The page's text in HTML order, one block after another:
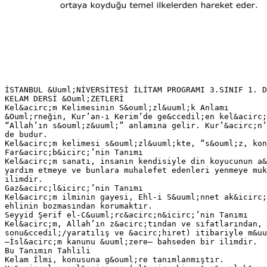
İSTANBUL &Uuml;NİVERSİTESİ İLİTAM PROGRAMI 3.SINIF 1. D&Ouml;NEM SİSTEMATİK KELAM DERSİ &Ouml;ZETLERİ Kel&acirc;m Kelimesinin S&ouml;zl&uuml;k Anlamı &Ouml;rneğin, Kur’an-ı Kerim’de ge&ccedil;en kel&acirc;mullah tabiri, “Allah’ın s&ouml;z&uuml;” anlamına gelir. Kur’&acirc;n’a, “Kel&acirc;mullah” isminin verilmesinin sebebi de budur. Kel&acirc;m kelimesi s&ouml;zl&uuml;kte, “s&ouml;z, konuşma, kelime ve delil” anlamlarında kullanılır Far&acirc;b&icirc;’nin Tanımı Kel&acirc;m sanatı, insanın kendisiyle din koyucunun a&ccedil;ıkladığı belirli g&ouml;r&uuml;ş ve fiillere yardım etmeye ve bunlara muhalefet edenleri yenmeye muktedir kılan bir ilimdir. Gaz&acirc;l&icirc;’nin Tanımı Kel&acirc;m ilminin gayesi, Ehl-i S&uuml;nnet ak&icirc;desini muhafaza etmek ve onları bid’at ehlinin bozmasından korumaktır. Seyyid Şerif el-C&uuml;rc&acirc;n&icirc;’nin Tanımı Kel&acirc;m, Allah’ın z&acirc;tından ve sıfatlarından, mebde’ ve me&acirc;d (başlangı&ccedil; ve sonu&ccedil;/yaratılış ve &acirc;hiret) itibariyle m&uuml;mkin&acirc;tın (yaratılmışların) durumlarından —İsl&acirc;m kanunu &uuml;zere— bahseden bir ilimdir. Bu Tanımın Tahlili Kelam İlmi, konusuna g&ouml;re tanımlanmıştır. Us&ucirc;l-u sel&acirc;se (ul&ucirc;hiyyet-n&uuml;b&uuml;vvet-&acirc;hiret) dikkate alınmıştır. “İsl&acirc;m kanunu &uuml;zere” kaydı getirilmiştir &Ouml;mer Nasuhi Bilmen’in Tanımı Y&uuml;ce Allah’ın z&acirc;t ve sıfatlarından, n&uuml;b&uuml;vvet ve ris&acirc;lete ait meselelerden, başlangı&ccedil; ve sonu&ccedil; itibariyle m&uuml;kevven&acirc;tın hallerinden —İsl&acirc;m kanunu &uuml;zere— bahseden bir ilimdir. Kel&acirc;m İlminin Konusu Temel Problemlere G&ouml;re: • Ul&ucirc;hiyyet (İl&acirc;hiyy&acirc;t) • N&uuml;b&uuml;vvet • &Acirc;hiret D&ouml;nemlere G&ouml;re: • Mutekaddim&ucirc;n D&ouml;nemi: Varlık. • M&uuml;teahhir&ucirc;n D&ouml;nemi: Bilgi. Kel&acirc;m İlminin Amacı/Faydası • İm&acirc;n esaslarını farklı şekillerde ispatlamak. • Doğru yolu arayanlara kesin deliller getirerek doğru yolu g&ouml;stermek. • Dinin temel esaslarına b&acirc;tıl ehlinin y&ouml;nelttiği itirazları &ccedil;&uuml;r&uuml;tmek. • Diğer din&icirc; ilimler i&ccedil;in temel oluşturmak. • İman eden kimsenin itikadının kuvvetli olmasını sağlamak. • B&acirc;tıl inan&ccedil; ve hurafeleri a&ccedil;ıklayarak m&uuml;minlerin bunlara karşı uyanık olmalarını sağlamak Kel&acirc;m ve Diğer İsl&acirc;m&icirc; İlimler • Tefsir: M&uuml;fessir, Kur’an’ı yorumlamaya &ccedil;alışırken elbette ki kel&acirc;m ilminin ortaya koyduğu temel ilkelerden hareket eder. • Fıkıh: Kelam, dinin inan&ccedil;la ilgili boyutunu temsil eder; Fıkıh ise dinin amel&icirc; y&ouml;n&uuml;yle ilgilenir. • Felsefe: Kelam ilminin ilgilendiği konularla farklı y&ouml;ntemlerle de olsa felsefe de ilgilendiği i&ccedil;in Kel&acirc;m ile Felsefe arasında bir ilişkiden s&ouml;z edilebilir. Kel&acirc;m İlmi İ&ccedil;in Kullanılan İsimler İlmu’l-Ak&acirc;id (Ak&acirc;id İlmi) • Ak&acirc;id, “g&ouml;n&uuml;lden bağlanılan ve kesin bir şekilde inanılan” anlamlarına gelen “ak&icirc;de” kelimesinin &ccedil;oğuludur. • İslam dininde inanılması zorunlu olan im&acirc;n esasları dinin temel kuralları olduğu i&ccedil;in im&acirc;n esaslarından bahseden bu ilme “ak&acirc;id ilmi” ismi verilmiştir. • Tahavi: el-Ak&icirc;detu’t-Tahaviyye, • Nesef&icirc;: Ak&icirc;detu’n-Nesefiyye, • İbn Teymiyye: el-Ak&icirc;detu’l-V&acirc;sıtiyye el-Fıkhu’l-Ekber Eb&ucirc; Hanife ş&ouml;yle der: “Din&icirc; esaslarda fıkıh, h&uuml;k&uuml;mlerin ayrıntılarındaki fıkıhtan daha &uuml;st&uuml;nd&uuml;r. Fıkıh, kişinin itik&acirc;d&icirc; ve amel&icirc; hususlardan bilmesi c&acirc;iz ve v&acirc;cip olan şeyleri bilmesidir. Bunlardan itik&acirc;dlarla ilgili olanlar fıkhu’l-ekberdir. Amel ile ilgili olanlar fıkıhtır.” İlmu’t-Tevh&icirc;d (Tevh&icirc;d İlmi) Tevh&icirc;d (Vahd&acirc;niyyet), il&acirc;h&icirc; sıfatlardan yalnızca biri olmasına rağmen İslam’ın &ouml;z&uuml; tevh&icirc;d olarak ifade edilmiştir. &Ccedil;&uuml;nk&uuml; dinin temeli Allah’ı eşiz, tek ve bir olarak kabul etmekten başlamaktadır. Bunun i&ccedil;in de İsl&acirc;m dininin ana şiarı tevh&icirc;d ilkesidir. Dolayısıyla tevh&icirc;d ismi, İslam’ın inan&ccedil; esaslarının tamamının amacını kapsayan bir ifade olarak kullanılmıştır. İlmu’t-Tevhid ve’s-Sıf&acirc;t (Tevh&icirc;d ve Sıfatlar İlmi) İslam’ın inan&ccedil; konularıyla ilgili farklı yorumların ve tartışmaların ortaya &ccedil;ıkmasıyla b irlikte teşbih, tecsim ve aşırı tenzih olarak ifadelendirebileceğimiz bazı temel yaklaşımlar da beraberinde gelmiştir. İlahi sıfatlar konusunda ispat, ta’til ve tevil konularında İslam kelamcıları arasında bazı g&ouml;r&uuml;ş ayrılıkları olmuştur. İlmu Usuli’d-D&icirc;n (Us&ucirc;lu’d-D&icirc;n İlmi) İslam’ın inan&ccedil; esaslarından bahseden Kelam ilminin bu isimle anılmasının sebebi, bu ilmin dinin temelini ve usul&uuml;n&uuml; oluşturmasıdır. &Ccedil;&uuml;nk&uuml; Allah’ın varlığına ve birliğine, peygamberliğe ve &ouml;ld&uuml;kten sonra dirilmeye im&acirc;n etmeden İslam’ın fıkh&icirc; ve ahlak&icirc; ilkelerinin bir anlamı kalmaz. Bundan dolayı da İslam dininin inan&ccedil; esaslarıyla ilgili h&uuml;k&uuml;mlere ahk&acirc;m-ı asliye ve bu ahk&acirc;m-ı asliyeden bahseden ilme de “us&ucirc;lu’d-din” denilmiştir. İlmu’n-Nazar ve’l-İstidl&acirc;l Kelam ilmi, kelami konuların a&ccedil;ıklanıp yorumlanmasında akıl ve istidlali y&ouml;ntem olarak kullanır. Bunun i&ccedil;in de kelam konusunda yazılmış eserlerin giriş kısımlarında &ouml;n bilgi olarak bilgi elde etme yolları ve bilginin kaynağı hususları ele alınır. Ayrıca kelam konuları i&ccedil;inde yer alan ilahiyat bahislerinde nazara (d&uuml;ş&uuml;nce) ve istidl&acirc;le (akıl y&uuml;r&uuml;tme) &ouml;nemli bir yer verilir. Kel&acirc;m İsminin Veriliş Nedeni “Allah’ın kel&acirc;m”ı meselesi, Bu ilmin m&uuml;nazaralarda dayandığı temel sadece kel&acirc;m (s&ouml;z) olduğu i&ccedil;in, Felsefede “Mantık”a benzediği i&ccedil;in, el-Kel&acirc;m f&icirc; … (bu konudaki kel&acirc;m) ifadeleri konulduğu i&ccedil;in, Delillerin kuvvetinden dolayı, “işte kel&acirc;m dediğin budur” denecek şekilde nihai kel&acirc;m olduğu i&ccedil;in, Bu ilmin erb&acirc;bı, selefin sustuğu hususlarda “kel&acirc;m ettiği” (konuştuğu) i&ccedil;in, “Kelm” k&ouml;k&uuml;nden t&uuml;remiş olduğu i&ccedil;in. &Uuml;NİTE 2 A-KELAM İLMİNİN TEŞEKK&Uuml;L &Ouml;NCESİ D&Ouml;NEMİ Kur’&acirc;n-ı Kerim: Yeni Bir Zihniyet İnşası Hz. Peygamber: Din&icirc; Sorulara ve Sorunlara Yerinde &Ccedil;&ouml;z&uuml;m Farklı Yorumları Doğuran Bazı Olaylar Kel&acirc;m’da Yorum Farklılıklarının Ortaya &Ccedil;ıkış Sebepleri Kur’an-ı Kerim: Yeni Bir Zihniyet İnşası --Kur’an-ı Kerim, yeni bir zihniyet inşa etmek i&ccedil;in insanlığı i&ccedil;inde bulunduğu durumdan kurtulmaya davet eden evrensel bir &ccedil;ağrıdır. --Kur’an-ı Kerim’in yeni bir zihniyet inşası i&ccedil;in &ouml;ng&ouml;rd&uuml;ğ&uuml; temel ilkelerin başında kuşkusuz tevhid inancı gelir. --Kur’an’ın nazil olduğu d&ouml;nemde insanları şirke sevk eden değişik inanma bi&ccedil;imleri vardı. Başta Mecusiler olmak &uuml;zere Hintliler ve bazı Hıristiyan gruplar birden fazla tanrının olduğuna inanmışlar ve onların bu inancı da Arabistan yarımadasına farklı şekillerde yansımıştı. --Kur’an, gerek korku gerekse başka sebeplerden &ouml;t&uuml;r&uuml;